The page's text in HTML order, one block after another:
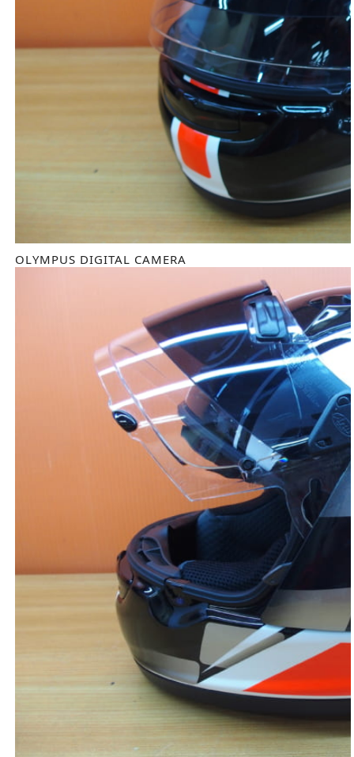
OLYMPUS DIGITAL CAMERA